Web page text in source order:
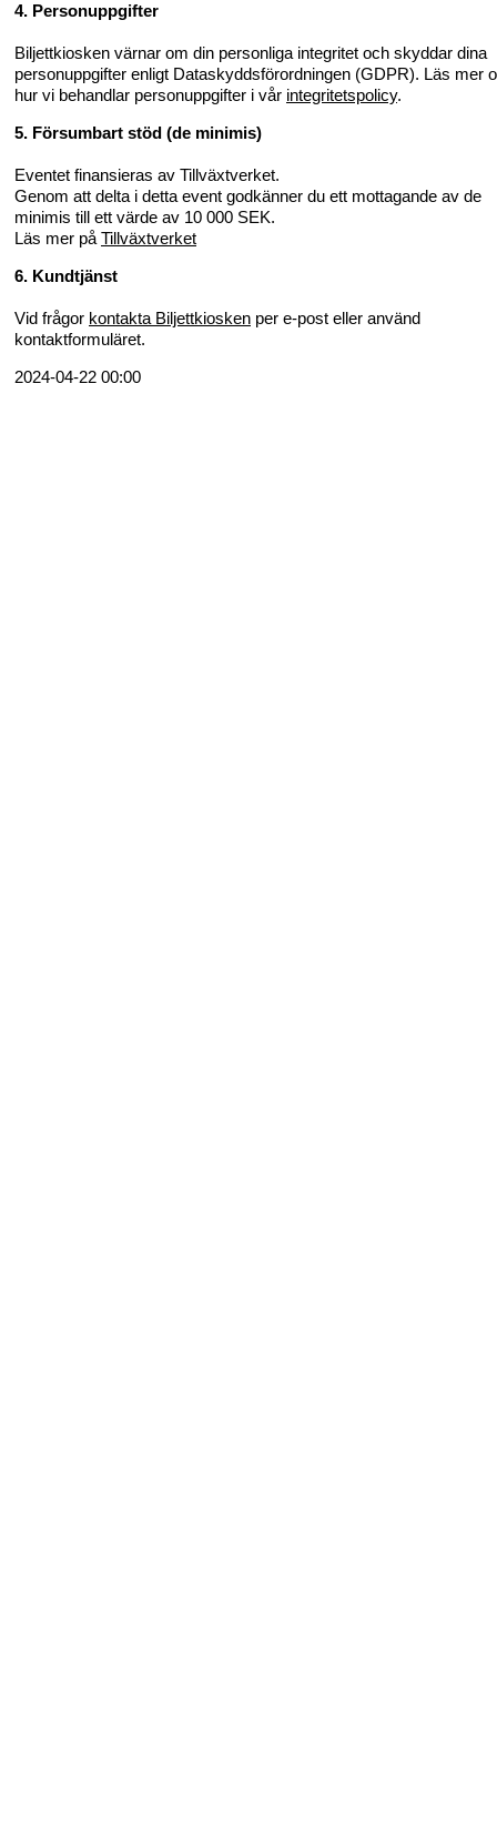
4. Personuppgifter
Biljettkiosken värnar om din personliga integritet och skyddar dina
personuppgifter enligt Dataskyddsförordningen (GDPR). Läs mer
hur vi behandlar personuppgifter i vår integritetspolicy.
5. Försumbart stöd (de minimis)
Eventet finansieras av Tillväxtverket.
Genom att delta i detta event godkänner du ett mottagande av de
minimis till ett värde av 10 000 SEK.
Läs mer på Tillväxtverket
6. Kundtjänst
Vid frågor kontakta Biljettkiosken per e-post eller använd
kontaktformuläret.
2024-04-22 00:00